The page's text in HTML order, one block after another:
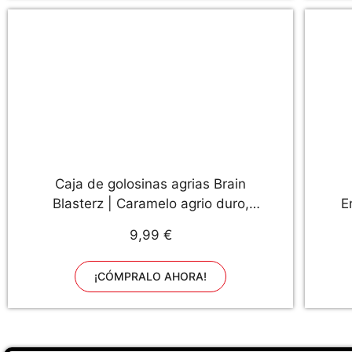
Caja de golosinas agrias Brain
Blasterz | Caramelo agrio duro,
masticables y más caramelo agrio
| manzana, fresa, sandía, cola y
más | Regalo de cumpleaños
9,99 €
¡CÓMPRALO AHORA!